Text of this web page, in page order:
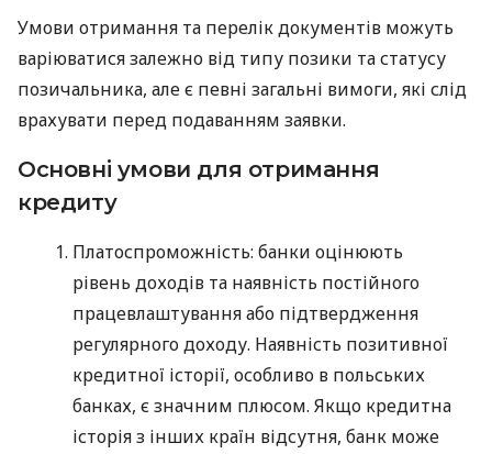
Умови отримання та перелік документів можуть
варіюватися залежно від типу позики та статусу
позичальника, але є певні загальні вимоги, які слід
врахувати перед подаванням заявки.
Основні умови для отримання
кредиту
Платоспроможність: банки оцінюють
рівень доходів та наявність постійного
працевлаштування або підтвердження
регулярного доходу. Наявність позитивної
кредитної історії, особливо в польських
банках, є значним плюсом. Якщо кредитна
історія з інших країн відсутня, банк може